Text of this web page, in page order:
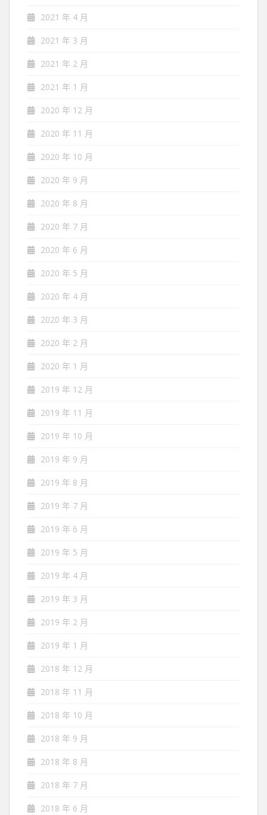
2021 年 4 月
2021 年 3 月
2021 年 2 月
2021 年 1 月
2020 年 12 月
2020 年 11 月
2020 年 10 月
2020 年 9 月
2020 年 8 月
2020 年 7 月
2020 年 6 月
2020 年 5 月
2020 年 4 月
2020 年 3 月
2020 年 2 月
2020 年 1 月
2019 年 12 月
2019 年 11 月
2019 年 10 月
2019 年 9 月
2019 年 8 月
2019 年 7 月
2019 年 6 月
2019 年 5 月
2019 年 4 月
2019 年 3 月
2019 年 2 月
2019 年 1 月
2018 年 12 月
2018 年 11 月
2018 年 10 月
2018 年 9 月
2018 年 8 月
2018 年 7 月
2018 年 6 月